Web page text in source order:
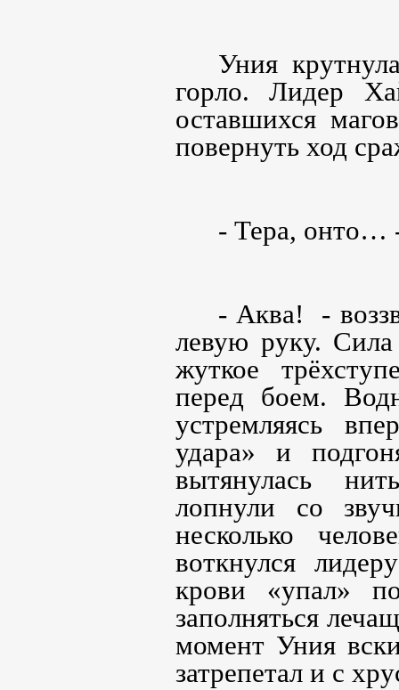
Уния
горло. Лидер
оставшихся
повернуть ход
- Тера, онто…
- Аква!
-
левую руку. Сила
жуткое
перед боем.
устремляясь
удара» и
вытянулась
лопнули со
несколько
воткнулся
крови «упал»
заполняться
момент Уния
затрепетал и с